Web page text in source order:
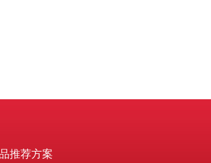
推荐方案